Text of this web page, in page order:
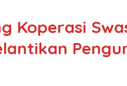
Koperasi